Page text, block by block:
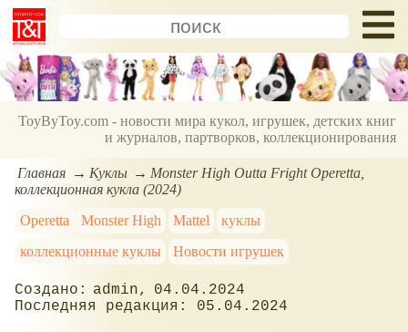
ToyByToy.com - новости мира кукол, игрушек, детских книг
и журналов, партворков, коллекционирования
Главная Куклы
Monster High Outta Fright Operetta,
коллекционная кукла (2024)
Operetta
Monster High Mattel
куклы
коллекционные куклы
Новости игрушек
admin
04.04.2024
05.04.2024